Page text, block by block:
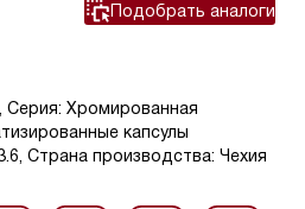
Подобрать аналоги
Серия: Хромированная
капсулы
Страна производства: Чехия